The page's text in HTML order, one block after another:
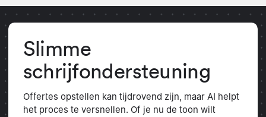
Slimme
schrijfondersteuning
Offertes opstellen kan tijdrovend zijn, maar AI helpt
het proces te versnellen. Of je nu de toon wilt